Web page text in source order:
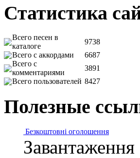
Статистика
Всего песен в
каталоге
9738
Всего с аккордами
6687
Всего с
комментариями
3891
Всего пользователей 8427
Полезные
Безкоштовні оголошення
Завантаження